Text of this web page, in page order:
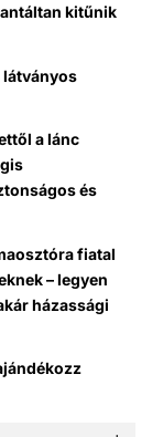
kitűnik
látványos
a lánc
és
fiatal
– legyen
házassági